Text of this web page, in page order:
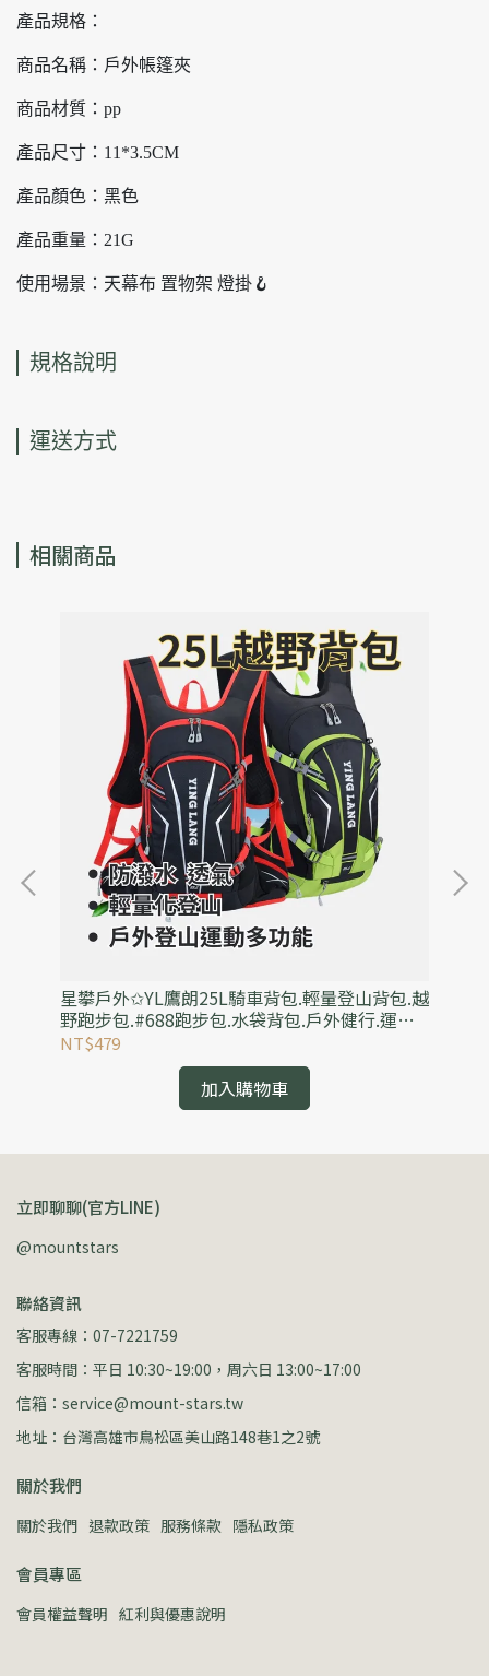
產品規格：
商品名稱：戶外帳篷夾
商品材質：pp
產品尺寸：11*3.5CM
產品顏色：黑色
產品重量：21G
使用場景：天幕布 置物架 燈掛🪝
規格說明
運送方式
相關商品
星攀戶外✩YL鷹朗25L騎車背包.輕量登山背包.越
野跑步包.#688跑步包.水袋背包.戶外健行.運動
郊遊雙肩背包
NT$479
加入購物車
立即聊聊(官方LINE)
@mountstars
聯絡資訊
客服專線：07-7221759
客服時間：平日 10:30~19:00，周六日 13:00~17:00
信箱：service@mount-stars.tw
地址：台灣高雄市鳥松區美山路148巷1之2號
關於我們
關於我們 退款政策 服務條款 隱私政策
會員專區
會員權益聲明 紅利與優惠說明